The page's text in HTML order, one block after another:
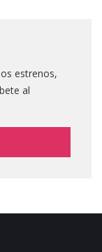
estrenos,
al